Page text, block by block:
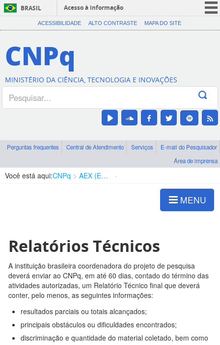
BRASIL
Acesso à informação
CORONAVÍRUS (COVID-19)
Canais
ACESSIBILIDADE ALTO CONTRASTE MAPA DO SITE
CNPq
MINISTÉRIO DA CIÊNCIA, TECNOLOGIA E INOVAÇÕES
Perguntas frequentes Central de Atendimento Serviços
E-mail do Pesquisador
Área de imprensa
Você está aqui:CNPq AEX (Expedição Científica)
MENU
Relatórios Técnicos
A instituição brasileira coordenadora do projeto de pesquisa
deverá enviar ao CNPq, em até 60 dias, contado do término das
atividades autorizadas, um Relatório Técnico final que deverá
conter, pelo menos, as seguintes informações:
resultados parciais ou totais alcançados;
principais obstáculos ou dificuldades encontrados;
discriminação e quantidade do material coletado, bem como